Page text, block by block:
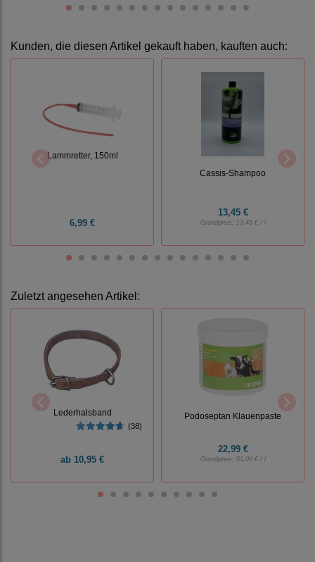
Kunden, die diesen Artikel gekauft haben, kauften auch:
Lammretter, 150ml
6,99 €
Cassis-Shampoo
13,45 €
Grundpreis: 13,45 € / l
Zuletzt angesehen Artikel:
Lederhalsband
(38)
ab 10,95 €
Podoseptan Klauenpaste
22,99 €
Grundpreis: 51,09 € / l